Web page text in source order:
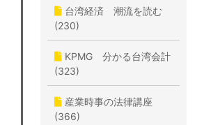
台湾経済 潮流を読む
(230)
KPMG 分かる台湾会計
(323)
産業時事の法律講座
(366)